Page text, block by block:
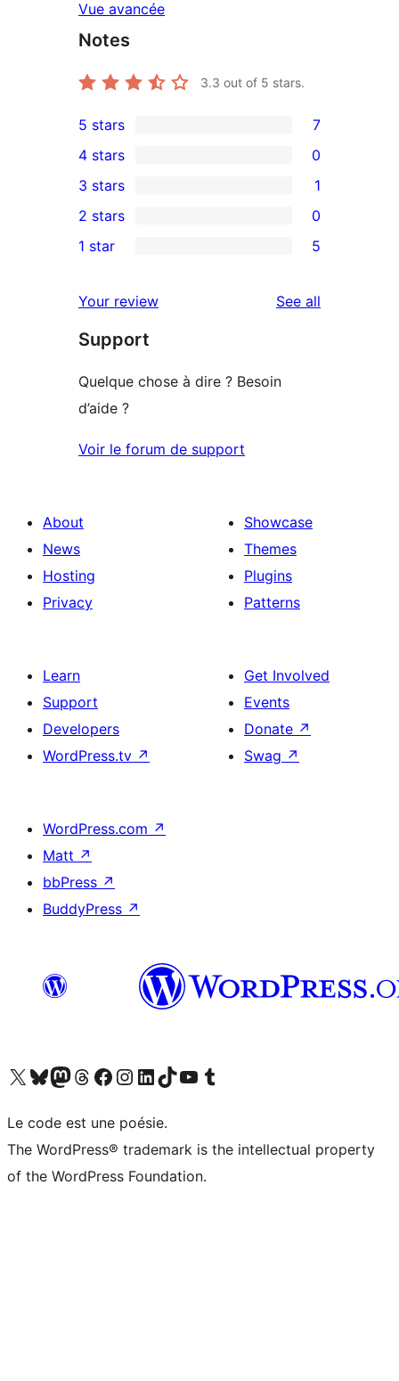
Vue avancée
Notes
3.3 out of 5 stars.
7
5-
star
reviews
5 stars 7
4-
star
reviews
4 stars 0
1
3-
star
3 stars 1
2-
reviews
2 stars 0
star
reviews
1 star 5
Your review See all
Support
Quelque chose à dire ? Besoin
d’aide ?
Voir le forum de support
About
News
Hosting
Privacy
Showcase
Themes
Plugins
Patterns
Learn
Support
Developers
WordPress.tv ↗
Get Involved
Events
Donate ↗
Swag ↗
WordPress.com ↗
Matt ↗
bbPress ↗
BuddyPress ↗
Visit our X (formerly Twitter) account
Visitez notre compte Bluesky
Visit our Mastodon account
Visitez notre compte Threads
Visit our Facebook page
Visit our Instagram account
Visit our LinkedIn account
Visitez notre compte TikTok
Visit our YouTube channel
Visitez notre compte Tumblr
Le code est une poésie.
The WordPress® trademark is the intellectual property
of the WordPress Foundation.